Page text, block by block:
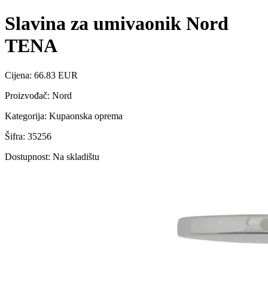
Slavina za umivaonik Nord
TENA
Cijena: 66.83 EUR
Proizvođač: Nord
Kategorija: Kupaonska oprema
Šifra: 35256
Dostupnost: Na skladištu